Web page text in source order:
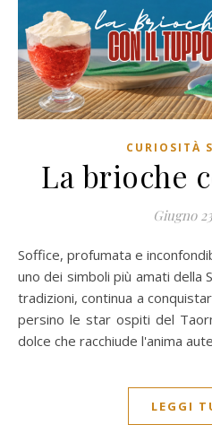
CURIOSITÀ
La brioche
Giugno
Soffice, profumata e inconfondibile, la brioche con il tuppo è
uno dei simboli più amati della
tradizioni, continua a
persino le star ospiti del
dolce che racchiude l'anima
LEGGI